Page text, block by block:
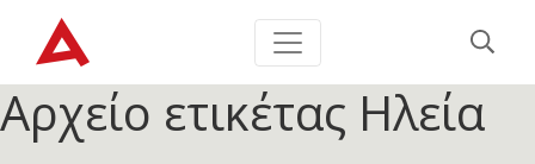
Αρχείο ετικέτας Ηλεία